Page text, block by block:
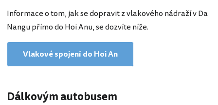
Informace o tom, jak se dopravit z vlakového nádraží v Da
Nangu přímo do Hoi Anu, se dozvíte níže.
Vlakové spojení do Hoi An
Dálkovým autobusem